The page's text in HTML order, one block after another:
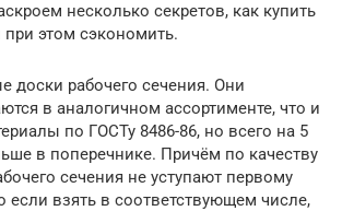
несколько секретов, как купить
этом сэкономить.
доски рабочего сечения. Они
в аналогичном ассортименте, что и
по ГОСТу 8486-86, но всего на 5
в поперечнике. Причём по качеству
сечения не уступают первому
если взять в соответствующем числе,